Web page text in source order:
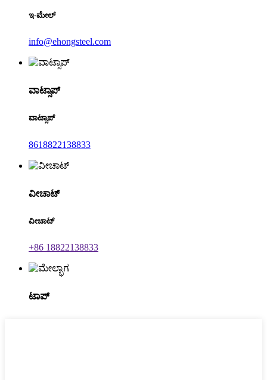
ಇ-ಮೇಲ್
info@ehongsteel.com
ವಾಟ್ಸಾಪ್
ವಾಟ್ಸಾಪ್
8618822138833
ವೀಚಾಟ್
ವೀಚಾಟ್
+86 18822138833
ಟಾಪ್